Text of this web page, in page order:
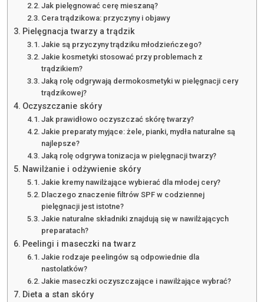
Jak pielęgnować cerę mieszaną?
Cera trądzikowa: przyczyny i objawy
Pielęgnacja twarzy a trądzik
Jakie są przyczyny trądziku młodzieńczego?
Jakie kosmetyki stosować przy problemach z
trądzikiem?
Jaką rolę odgrywają dermokosmetyki w pielęgnacji cery
trądzikowej?
Oczyszczanie skóry
Jak prawidłowo oczyszczać skórę twarzy?
Jakie preparaty myjące: żele, pianki, mydła naturalne są
najlepsze?
Jaką rolę odgrywa tonizacja w pielęgnacji twarzy?
Nawilżanie i odżywienie skóry
Jakie kremy nawilżające wybierać dla młodej cery?
Dlaczego znaczenie filtrów SPF w codziennej
pielęgnacji jest istotne?
Jakie naturalne składniki znajdują się w nawilżających
preparatach?
Peelingi i maseczki na twarz
Jakie rodzaje peelingów są odpowiednie dla
nastolatków?
Jakie maseczki oczyszczające i nawilżające wybrać?
Dieta a stan skóry